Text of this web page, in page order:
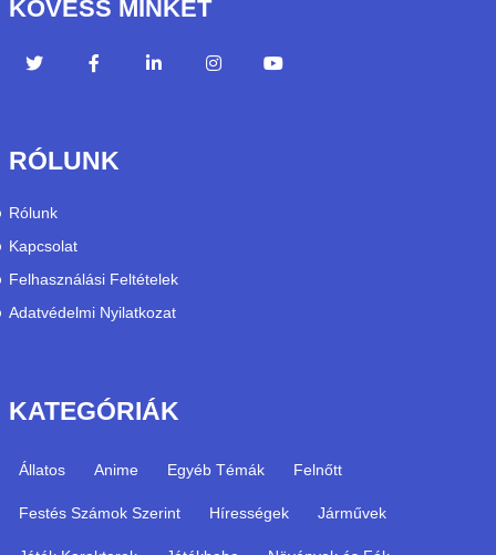
KÖVESS MINKET
RÓLUNK
Rólunk
Kapcsolat
Felhasználási Feltételek
Adatvédelmi Nyilatkozat
KATEGÓRIÁK
Állatos Anime Egyéb Témák Felnőtt
Festés Számok Szerint Hírességek Járművek